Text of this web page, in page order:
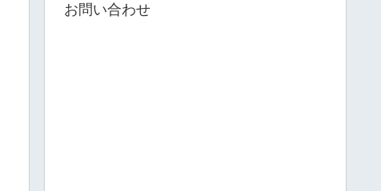
お問い合わせ